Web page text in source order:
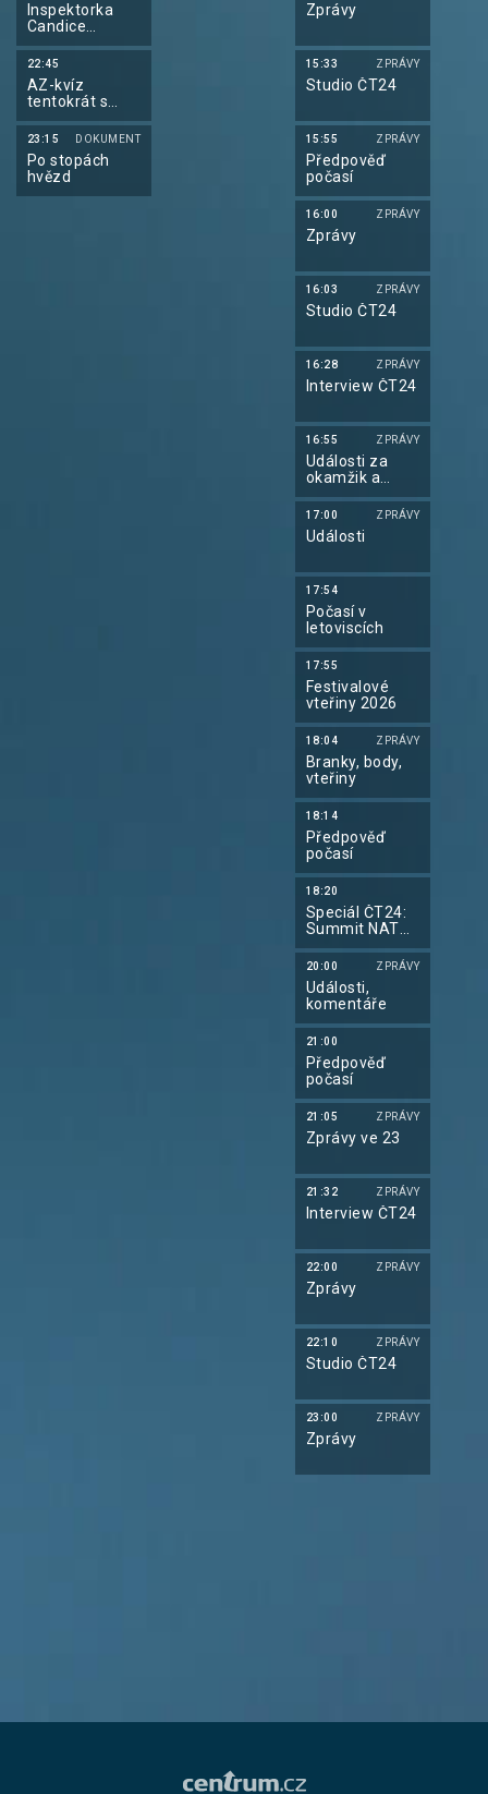
Inspektorka
Candice
Renoirová IX
22:45
AZ-kvíz
tentokrát s
Betano
23:15 DOKUMENT
Po stopách
hvězd
Zprávy
15:33 ZPRÁVY
Studio ČT24
15:55 ZPRÁVY
Předpověď
počasí
16:00 ZPRÁVY
Zprávy
16:03 ZPRÁVY
Studio ČT24
16:28 ZPRÁVY
Interview ČT24
16:55 ZPRÁVY
Události za
okamžik a
počasí
17:00 ZPRÁVY
Události
17:54
Počasí v
letoviscích
17:55
Festivalové
vteřiny 2026
18:04 ZPRÁVY
Branky, body,
vteřiny
18:14
Předpověď
počasí
18:20
Speciál ČT24:
Summit NATO
v Ankaře
20:00 ZPRÁVY
Události,
komentáře
21:00
Předpověď
počasí
21:05 ZPRÁVY
Zprávy ve 23
21:32 ZPRÁVY
Interview ČT24
22:00 ZPRÁVY
Zprávy
22:10 ZPRÁVY
Studio ČT24
23:00 ZPRÁVY
Zprávy